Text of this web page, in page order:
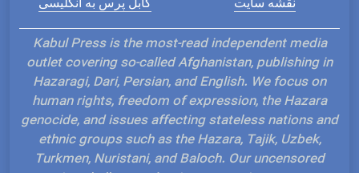
Kabul Press is the most-read independent media
outlet covering so-called Afghanistan, publishing in
Hazaragi, Dari, Persian, and English. We focus on
human rights, freedom of expression, the Hazara
genocide, and issues affecting stateless nations and
ethnic groups such as the Hazara, Tajik, Uzbek,
Turkmen, Nuristani, and Baloch. Our uncensored